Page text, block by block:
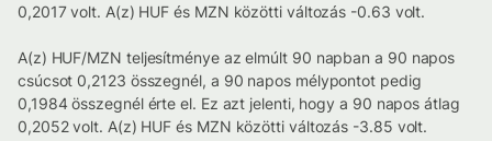
0,2017 volt. A(z) HUF és MZN közötti változás -0.63 volt.
A(z) HUF/MZN teljesítménye az elmúlt 90 napban a 90 napos
csúcsot 0,2123 összegnél, a 90 napos mélypontot pedig
0,1984 összegnél érte el. Ez azt jelenti, hogy a 90 napos átlag
0,2052 volt. A(z) HUF és MZN közötti változás -3.85 volt.